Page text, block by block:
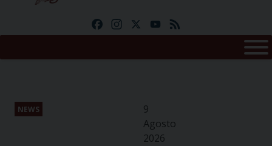
FacebookInstagramYouTube
NEWS
9
Agosto
2026